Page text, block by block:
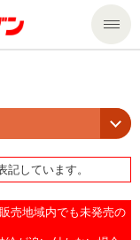
しています。
売地域内でも未発売の